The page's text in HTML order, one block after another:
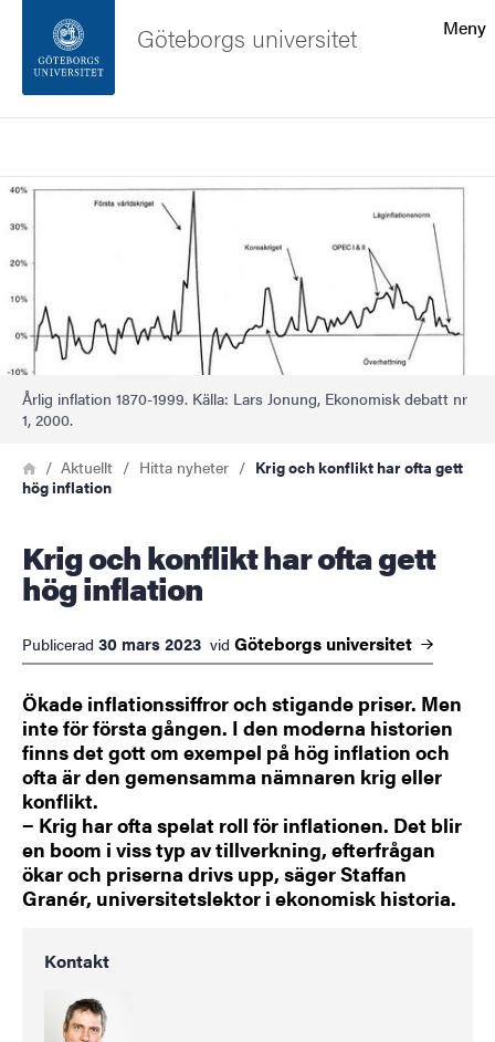
Sidfoten
Om webbplatsen
Meny
Göteborgs universitet
Bild
Årlig inflation 1870-1999. Källa: Lars Jonung, Ekonomisk debatt nr
1, 2000.
Länkstig
HemAktuellt Hitta nyheter
Krig och konflikt har ofta gett
hög inflation
Krig och konflikt har ofta gett
hög inflation
Publicerad 30 mars 2023 vid Göteborgs universitet
Ökade inflationssiffror och stigande priser. Men
inte för första gången. I den moderna historien
finns det gott om exempel på hög inflation och
ofta är den gemensamma nämnaren krig eller
konflikt.
− Krig har ofta spelat roll för inflationen. Det blir
en boom i viss typ av tillverkning, efterfrågan
ökar och priserna drivs upp, säger Staffan
Granér, universitetslektor i ekonomisk historia.
Kontakt